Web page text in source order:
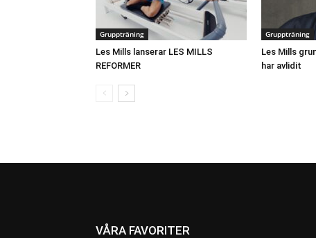
Gruppträning
Les Mills lanserar LES MILLS
REFORMER
Gruppträning
Les Mills
har avlidit
VÅRA FAVORITER